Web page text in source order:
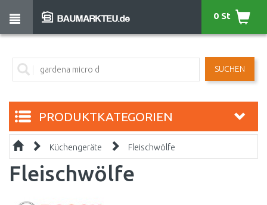
SUCHEN
0 St
PRODUKTKATEGORIEN
Küchengeräte Fleischwölfe
Fleischwölfe